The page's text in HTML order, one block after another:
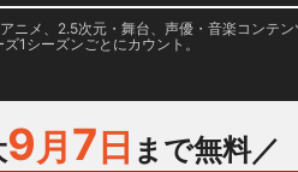
メ、2.5次元・舞台、声優・音楽コンテ
1シーズンごとにカウント。
9月 7 日 まで無料／